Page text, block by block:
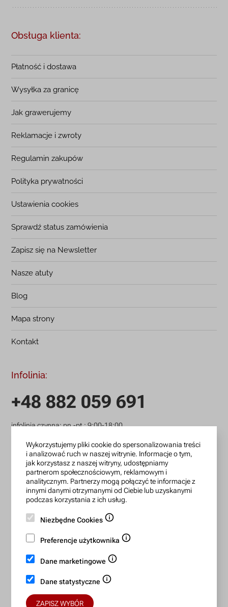
Obsługa klienta:
Płatność i dostawa
Wysyłka za granicę
Jak grawerujemy
Reklamacje i zwroty
Regulamin zakupów
Polityka prywatności
Ustawienia cookies
Sprawdź status zamówienia
Zapisz się na Newsletter
Nasze atuty
Blog
Mapa strony
Kontakt
Infolinia:
+48 882 059 691
infolinia czynna: pn.-pt.: 9:00-18:00
zamowienia@lanotti.com
Pisząc w sprawie swojego zamówienia podaj w tytule
wiadomości numer, który otrzymałeś w potwierdzeniu.
Konto bankowe:
15 1140 2004 0000 3702 7470 6466
BIC/SWIFT: BREXPLPWMBK
Wykorzystujemy pliki cookie do spersonalizowania treści
i analizować ruch w naszej witrynie. Informacje o tym,
jak korzystasz z naszej witryny, udostępniamy
partnerom społecznościowym, reklamowym i
analitycznym. Partnerzy mogą połączyć te informacje z
innymi danymi otrzymanymi od Ciebie lub uzyskanymi
podczas korzystania z ich usług.
Niezbędne Cookies
Preferencje użytkownika
Dane marketingowe
Dane statystyczne
ZAPISZ WYBÓR